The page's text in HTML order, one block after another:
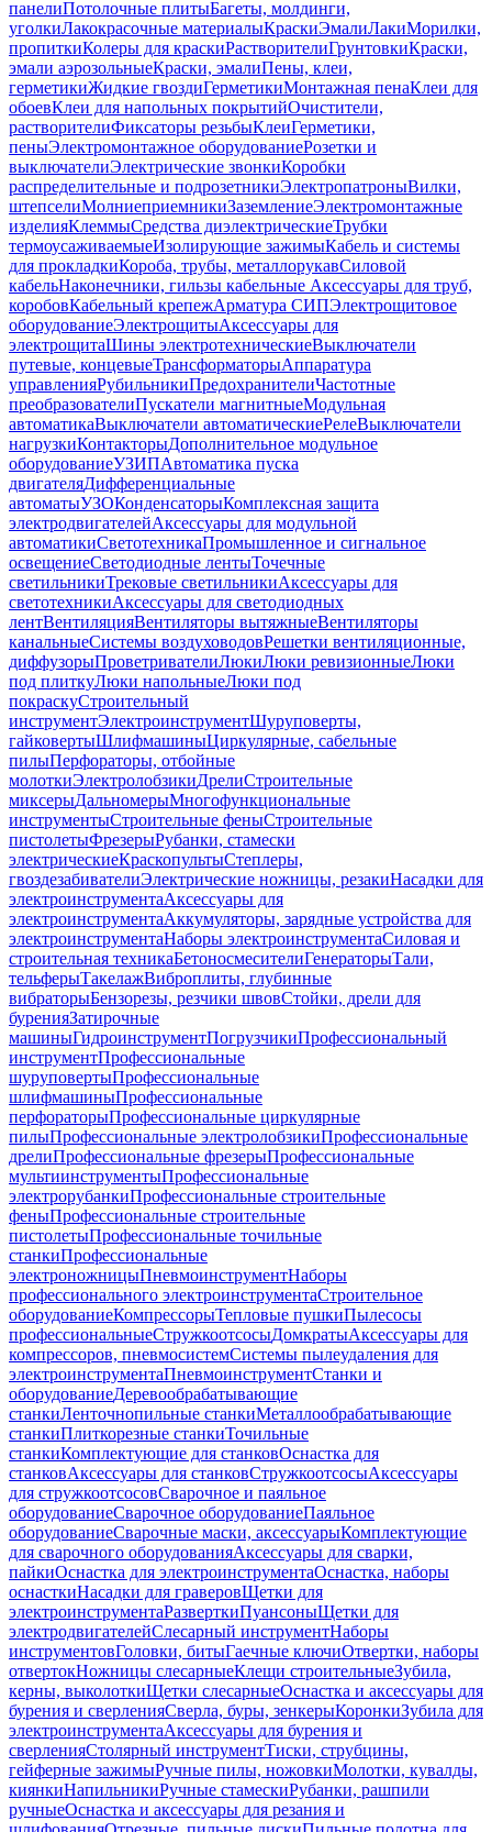
панелиПотолочные плитыБагеты, молдинги,
уголкиЛакокрасочные материалыКраскиЭмалиЛакиМорилки,
пропиткиКолеры для краскиРастворителиГрунтовкиКраски,
эмали аэрозольныеКраски, эмалиПены, клеи,
герметикиЖидкие гвоздиГерметикиМонтажная пенаКлеи для
обоевКлеи для напольных покрытийОчистители,
растворителиФиксаторы резьбыКлеиГерметики,
пеныЭлектромонтажное оборудованиеРозетки и
выключателиЭлектрические звонкиКоробки
распределительные и подрозетникиЭлектропатроныВилки,
штепселиМолниеприемникиЗаземлениеЭлектромонтажные
изделияКлеммыСредства диэлектрическиеТрубки
термоусаживаемыеИзолирующие зажимыКабель и системы
для прокладкиКороба, трубы, металлорукавСиловой
кабельНаконечники, гильзы кабельные Аксессуары для труб,
коробовКабельный крепежАрматура СИПЭлектрощитовое
оборудованиеЭлектрощитыАксессуары для
электрощитаШины электротехническиеВыключатели
путевые, концевыеТрансформаторыАппаратура
управленияРубильникиПредохранителиЧастотные
преобразователиПускатели магнитныеМодульная
автоматикаВыключатели автоматическиеРелеВыключатели
нагрузкиКонтакторыДополнительное модульное
оборудованиеУЗИПАвтоматика пуска
двигателяДифференциальные
автоматыУЗОКонденсаторыКомплексная защита
электродвигателейАксессуары для модульной
автоматикиСветотехникаПромышленное и сигнальное
освещениеСветодиодные лентыТочечные
светильникиТрековые светильникиАксессуары для
светотехникиАксессуары для светодиодных
лентВентиляцияВентиляторы вытяжныеВентиляторы
канальныеСистемы воздуховодовРешетки вентиляционные,
диффузорыПроветривателиЛюкиЛюки ревизионныеЛюки
под плиткуЛюки напольныеЛюки под
покраскуСтроительный
инструментЭлектроинструментШуруповерты,
гайковертыШлифмашиныЦиркулярные, сабельные
пилыПерфораторы, отбойные
молоткиЭлектролобзикиДрелиСтроительные
миксерыДальномерыМногофункциональные
инструментыСтроительные феныСтроительные
пистолетыФрезерыРубанки, стамески
электрическиеКраскопультыСтеплеры,
гвоздезабивателиЭлектрические ножницы, резакиНасадки для
электроинструментаАксессуары для
электроинструментаАккумуляторы, зарядные устройства для
электроинструментаНаборы электроинструментаСиловая и
строительная техникаБетоносмесителиГенераторыТали,
тельферыТакелажВиброплиты, глубинные
вибраторыБензорезы, резчики швовСтойки, дрели для
буренияЗатирочные
машиныГидроинструментПогрузчикиПрофессиональный
инструментПрофессиональные
шуруповертыПрофессиональные
шлифмашиныПрофессиональные
перфораторыПрофессиональные циркулярные
пилыПрофессиональные электролобзикиПрофессиональные
дрелиПрофессиональные фрезерыПрофессиональные
мультиинструментыПрофессиональные
электрорубанкиПрофессиональные строительные
феныПрофессиональные строительные
пистолетыПрофессиональные точильные
станкиПрофессиональные
электроножницыПневмоинструментНаборы
профессионального электроинструментаСтроительное
оборудованиеКомпрессорыТепловые пушкиПылесосы
профессиональныеСтружкоотсосыДомкратыАксессуары для
компрессоров, пневмосистемСистемы пылеудаления для
электроинструментаПневмоинструментСтанки и
оборудованиеДеревообрабатывающие
станкиЛенточнопильные станкиМеталлообрабатывающие
станкиПлиткорезные станкиТочильные
станкиКомплектующие для станковОснастка для
станковАксессуары для станковСтружкоотсосыАксессуары
для стружкоотсосовСварочное и паяльное
оборудованиеСварочное оборудованиеПаяльное
оборудованиеСварочные маски, аксессуарыКомплектующие
для сварочного оборудованияАксессуары для сварки,
пайкиОснастка для электроинструментаОснастка, наборы
оснасткиНасадки для граверовЩетки для
электроинструментаРазверткиПуансоныЩетки для
электродвигателейСлесарный инструментНаборы
инструментовГоловки, битыГаечные ключиОтвертки, наборы
отвертокНожницы слесарныеКлещи строительныеЗубила,
керны, выколоткиЩетки слесарныеОснастка и аксессуары для
бурения и сверленияСверла, буры, зенкерыКоронкиЗубила для
электроинструментаАксессуары для бурения и
сверленияСтолярный инструментТиски, струбцины,
гейферные зажимыРучные пилы, ножовкиМолотки, кувалды,
киянкиНапильникиРучные стамескиРубанки, рашпили
ручныеОснастка и аксессуары для резания и